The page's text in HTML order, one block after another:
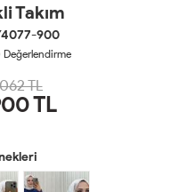
Takım
900
Değerlendirme
TL
TL